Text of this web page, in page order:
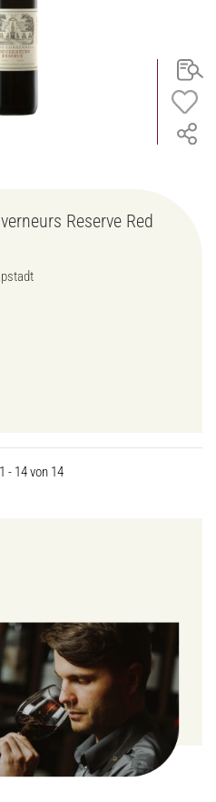
Reserve Red
- 14 von 14